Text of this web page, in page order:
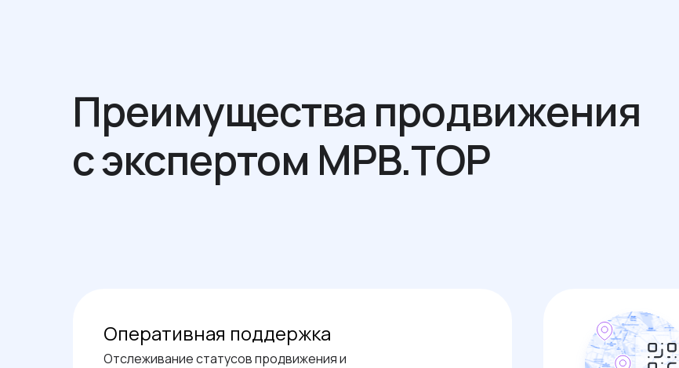
Преимущества продвижения
с экспертом MPB.TOP
Отслеживание статусов продвижения и
Оперативная поддержка